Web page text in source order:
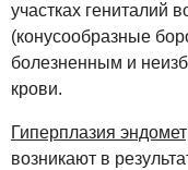
участках гениталий
(конусообразные
болезненным и
крови.
Гиперплазия
возникают в